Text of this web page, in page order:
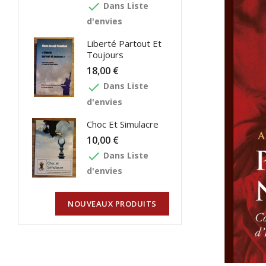
done Dans Liste
d'envies
Liberté Partout Et
Toujours
18,00 €
done Dans Liste
d'envies
Choc Et Simulacre
10,00 €
done Dans Liste
d'envies
NOUVEAUX PRODUITS